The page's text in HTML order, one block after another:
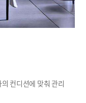
컨디션에 맞춰 관리